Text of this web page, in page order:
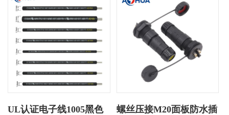
UL认证电子线1005黑色
螺丝压接M20面板防水插